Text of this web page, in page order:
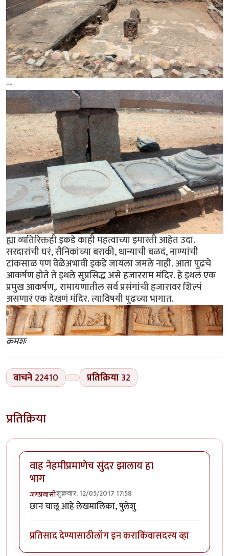
--
ह्या व्यतिरिक्तही इकडे काही महत्वाच्या इमारती आहेत उदा.
सरदारांची घरं, सैनिकांच्या बराकी, धान्याची बळदं, नाण्यांची
टांकसाळ पण वेळेअभावी इकडे जायला जमले नाही. आता पुढचे
आकर्षण होते ते इथले सुप्रसिद्ध असे हजारराम मंदिर. हे इथलं एक
प्रमुख आकर्षण,. रामायणातील सर्व प्रसंगांची हजारावर शिल्पं
असणारं एक देखणं मंदिर. त्याविषयी पुढच्या भागात.
क्रमशः
वाचने 22410 प्रतिक्रिया 32
प्रतिक्रिया
वाह नेहमीप्रमाणेच सुंदर झालाय हा
भाग
जगप्रवासीशुक्रवार, 12/05/2017 17:58
छान चालू आहे लेखमालिका, पुलेशु
प्रतिसाद देण्यासाठीलॉग इन कराकिंवासदस्य व्हा